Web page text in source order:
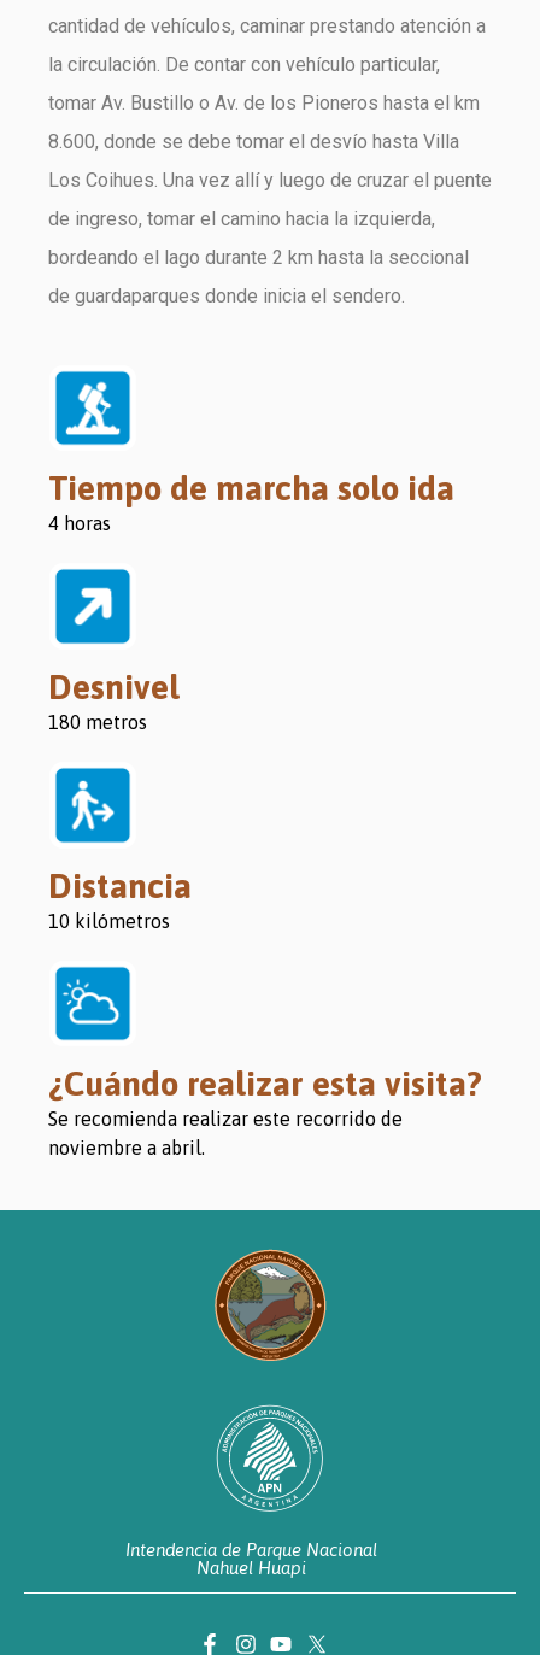
cantidad de vehículos, caminar prestando atención a
la circulación. De contar con vehículo particular,
tomar Av. Bustillo o Av. de los Pioneros hasta el km
8.600, donde se debe tomar el desvío hasta Villa
Los Coihues. Una vez allí y luego de cruzar el puente
de ingreso, tomar el camino hacia la izquierda,
bordeando el lago durante 2 km hasta la seccional
de guardaparques donde inicia el sendero.
Tiempo de marcha solo ida
4 horas
Desnivel
180 metros
Distancia
10 kilómetros
¿Cuándo realizar esta visita?
Se recomienda realizar este recorrido de
noviembre a abril.
Intendencia de Parque Nacional
Nahuel Huapi